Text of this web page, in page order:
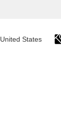
United States